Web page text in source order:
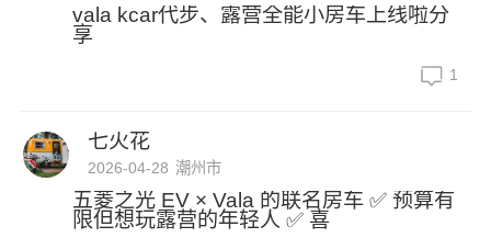
vala kcar代步、露营全能小房车上线啦分
享
1
七火花
2026-04-28 潮州市
五菱之光 EV × Vala 的联名房车 ✅ 预算有
限但想玩露营的年轻人 ✅ 喜